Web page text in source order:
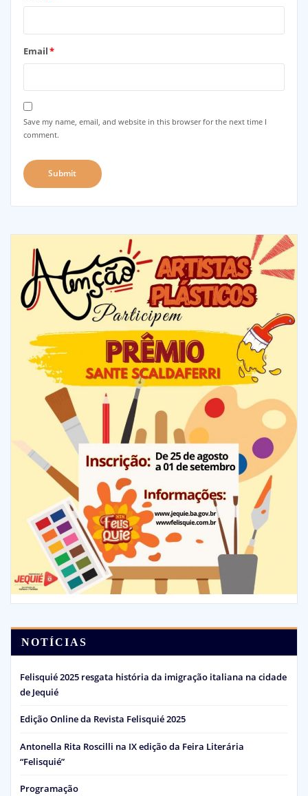
Email*
Save my name, email, and website in this browser for the next time I
comment.
NOTÍCIAS
Felisquié 2025 resgata história da imigração italiana na cidade
de Jequié
Edição Online da Revista Felisquié 2025
Antonella Rita Roscilli na IX edição da Feira Literária
“Felisquié”
Programação